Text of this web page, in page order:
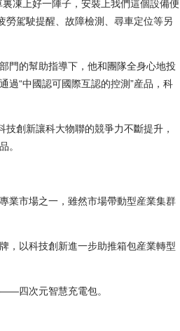
凍上好一陣子，安裝上我們這個設備便
勞駕駛提醒、故障檢測、尋車定位等另
的幫助指導下，他和團隊全身心地投
過“中國認可國際互認的控測”産品，科
創新讓科大物聯的競爭力不斷提升，
。
市場之一，雖然市場帶動型産業集群
以科技創新進一步助推箱包産業轉型
四次元智慧充電包。